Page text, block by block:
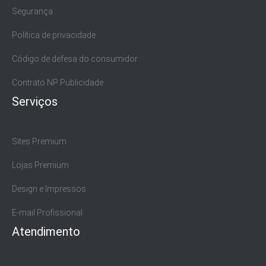
Segurança
Política de privacidade
Código de defesa do consumidor
Contrato NP Publicidade
Serviços
Sites Premium
Lojas Premium
Design e Impressos
E-mail Profissional
Atendimento